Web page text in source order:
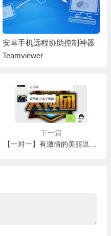
安卓手机远程协助控制神器
Teamviewer
下一篇